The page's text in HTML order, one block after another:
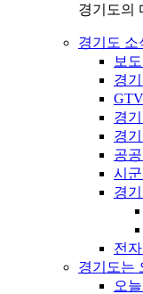
경기도의
경기도 소
보
경
경
경
공
시군
경
전
경기도는
오